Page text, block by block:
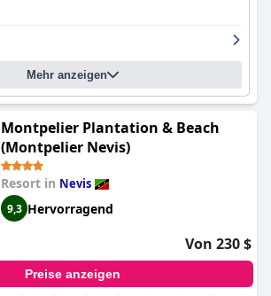
Mehr anzeigen
Montpelier Plantation & Beach
(Montpelier Nevis)
Resort in Nevis
9,3 Hervorragend
Von 230 $
Preise anzeigen